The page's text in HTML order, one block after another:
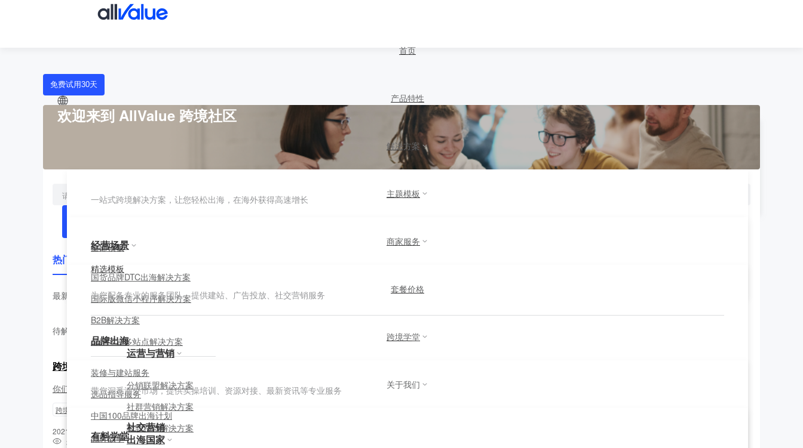
首页
产品特性
解决方案
一站式跨境解决方案，让您轻松出海，在海外获得高速增长
经营场景
国货品牌DTC出海解决方案
国际版微信小程序解决方案
B2B解决方案
品牌区域多站点解决方案
运营与营销
分销联盟解决方案
社群营销解决方案
极致移动解决方案
出海国家
主题模板
全部模板
精选模板
商家服务
为您配备专业的服务团队，提供建站、广告投放、社交营销服务
品牌出海
装修与建站服务
选品指导服务
中国100品牌出海计划
社交营销
套餐价格
跨境学堂
带您洞悉海外市场，提供实操培训、资源对接、最新资讯等专业服务
有料学堂
关于我们
品牌故事
免费试用30天
中文
日本語
欢迎来到 AllValue 跨境社区
热门
最新问答
待解答问题
跨境电商平台有哪些运营方法
你们都是怎么获客的
跨境 运营
2021-12-03 22:30:46
33179